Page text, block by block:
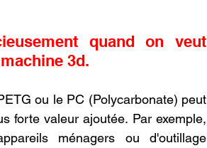
quand on veut
3d.
ou le PC (Polycarbonate) peut
forte valeur ajoutée. Par exemple,
ménagers ou d'outillage